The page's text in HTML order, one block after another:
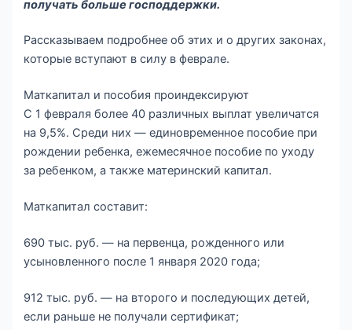
получать больше господдержки.
Рассказываем подробнее об этих и о других законах,
которые вступают в силу в феврале.
Маткапитал и пособия проиндексируют
С 1 февраля более 40 различных выплат увеличатся
на 9,5%. Среди них — единовременное пособие при
рождении ребенка, ежемесячное пособие по уходу
за ребенком, а также материнский капитал.
Маткапитал составит:
690 тыс. руб. — на первенца, рожденного или
усыновленного после 1 января 2020 года;
912 тыс. руб. — на второго и последующих детей,
если раньше не получали сертификат;